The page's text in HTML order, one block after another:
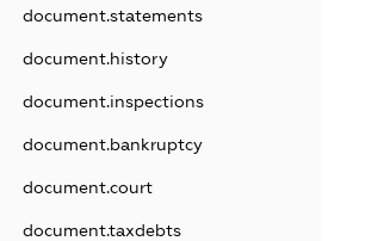
document.statements
document.history
document.inspections
document.bankruptcy
document.court
document.taxdebts